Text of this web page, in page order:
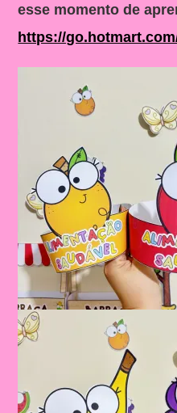
esse momento de
https://